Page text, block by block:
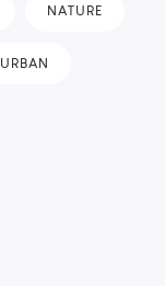
NATURE
URBAN